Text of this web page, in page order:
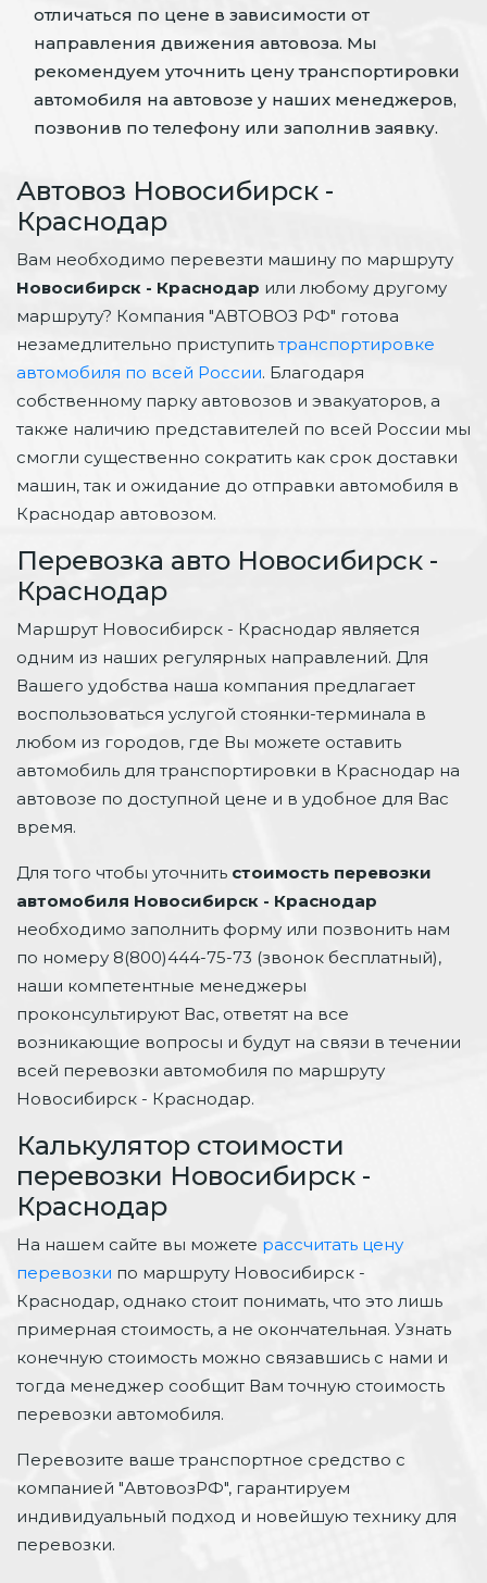
отличаться по цене в зависимости от
направления движения автовоза. Мы
рекомендуем уточнить цену транспортировки
автомобиля на автовозе у наших менеджеров,
позвонив по телефону или заполнив заявку.
Автовоз Новосибирск -
Краснодар
Вам необходимо перевезти машину по маршруту
Новосибирск - Краснодар или любому другому
маршруту? Компания "АВТОВОЗ РФ" готова
незамедлительно приступитьтранспортировке
автомобиля по всей России. Благодаря
собственному парку автовозов и эвакуаторов, а
также наличию представителей по всей России мы
смогли существенно сократить как срок доставки
машин, так и ожидание до отправки автомобиля в
Краснодар автовозом.
Перевозка авто Новосибирск -
Краснодар
Маршрут Новосибирск - Краснодар является
одним из наших регулярных направлений. Для
Вашего удобства наша компания предлагает
воспользоваться услугой стоянки-терминала в
любом из городов, где Вы можете оставить
автомобиль для транспортировки в Краснодар на
автовозе по доступной цене и в удобное для Вас
время.
Для того чтобы уточнить стоимость перевозки
автомобиля Новосибирск - Краснодар
необходимо заполнить форму или позвонить нам
по номеру 8(800)444-75-73 (звонок бесплатный),
наши компетентные менеджеры
проконсультируют Вас, ответят на все
возникающие вопросы и будут на связи в течении
всей перевозки автомобиля по маршруту
Новосибирск - Краснодар.
Калькулятор стоимости
перевозки Новосибирск -
Краснодар
На нашем сайте вы можете рассчитать цену
перевозки по маршруту Новосибирск -
Краснодар, однако стоит понимать, что это лишь
примерная стоимость, а не окончательная. Узнать
конечную стоимость можно связавшись с нами и
тогда менеджер сообщит Вам точную стоимость
перевозки автомобиля.
Перевозите ваше транспортное средство с
компанией "АвтовозРФ", гарантируем
индивидуальный подход и новейшую технику для
перевозки.